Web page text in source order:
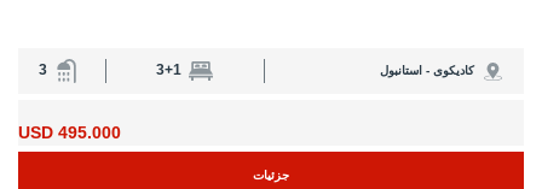
کادیکوی - استانبول 3+1
3
495.000 USD
جزئیات